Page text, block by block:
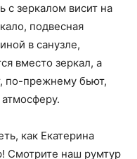
с зеркалом висит на
подвесная
в санузле,
вместо зеркал, а
по-прежнему бьют,
как Екатерина
Смотрите наш румтур